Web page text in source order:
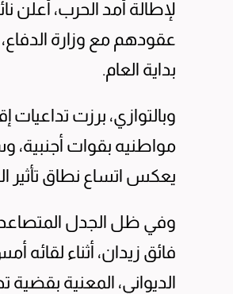
بداية العام.
وبالتوازي، برزت تداعيات
مواطنيه بقوات أجنبية،
يعكس اتساع نطاق تأثير
وفي ظل الجدل المتصاعد
فائق زيدان، أثناء
الديواني، المعنية بقضية